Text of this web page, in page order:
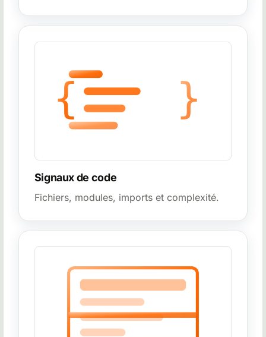
{ }
Signaux de code
Fichiers, modules, imports et complexité.